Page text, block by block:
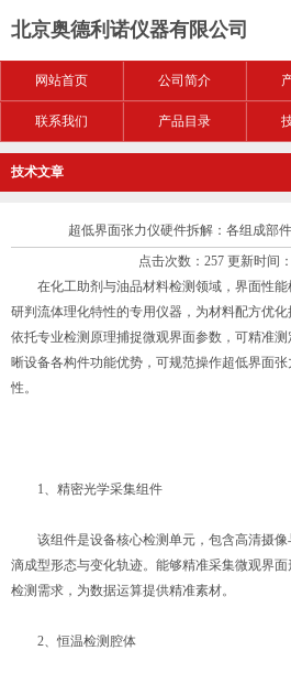
北京奥德利诺仪器有限公司
网站首页 公司简介
联系我们 产品目录
技术文章
超低界面张力仪硬件拆解：各组成部
点击次数：257 更新时间
在化工助剂与油品材料检测领域，界面性能
研判流体理化特性的专用仪器，为材料配方优
依托专业检测原理捕捉微观界面参数，可精准
晰设备各构件功能优势，可规范操作超低界面
性。
1、精密光学采集组件
该组件是设备核心检测单元，包含高清摄像
滴成型形态与变化轨迹。能够精准采集微观界
检测需求，为数据运算提供精准素材。
2、恒温检测腔体